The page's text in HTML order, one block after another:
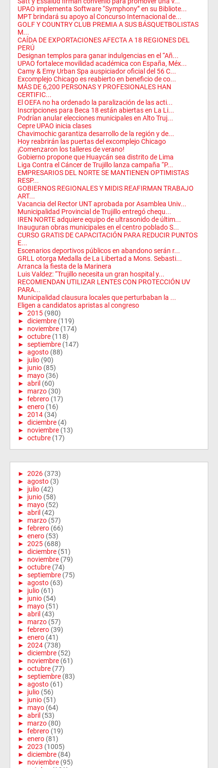
UPAO implementa Software “Symphony” en su Bibliote...
MPT brindará su apoyo al Concurso Internacional de...
GOLF Y COUNTRY CLUB PREMIA A SUS BÁSQUETBOLISTAS
M...
CAÍDA DE EXPORTACIONES AFECTA A 18 REGIONES DEL
PERÚ
Designan templos para ganar indulgencias en el “Añ...
UPAO fortalece movilidad académica con España, Méx...
Camy & Emy Urban Spa auspiciador oficial del 56 C...
Excomplejo Chicago es reabierto en beneficio de co...
MÁS DE 6,200 PERSONAS Y PROFESIONALES HAN
CERTIFIC...
El OEFA no ha ordenado la paralización de las acti...
Inscripciones para Beca 18 están abiertas en La Li...
Podrían anular elecciones municipales en Alto Truj...
Cepre UPAO inicia clases
Chavimochic garantiza desarrollo de la región y de...
Hoy reabrirán las puertas del excomplejo Chicago
¡Comenzaron los talleres de verano!
Gobierno propone que Huaycán sea distrito de Lima
Liga Contra el Cáncer de Trujillo lanza campaña “P...
EMPRESARIOS DEL NORTE SE MANTIENEN OPTIMISTAS
RESP...
GOBIERNOS REGIONALES Y MIDIS REAFIRMAN TRABAJO
ART...
Vacancia del Rector UNT aprobada por Asamblea Univ...
Municipalidad Provincial de Trujillo entregó chequ...
IREN NORTE adquiere equipo de ultrasonido de últim...
Inauguran obras municipales en el centro poblado S...
CURSO GRATIS DE CAPACITACIÓN PARA REDUCIR PUNTOS
E...
Escenarios deportivos públicos en abandono serán r...
GRLL otorga Medalla de La Libertad a Mons. Sebasti...
Arranca la fiesta de la Marinera
Luis Valdez: “Trujillo necesita un gran hospital y...
RECOMIENDAN UTILIZAR LENTES CON PROTECCIÓN UV
PARA...
Municipalidad clausura locales que perturbaban la ...
Eligen a candidatos apristas al congreso
► 2015 (980)
► diciembre (119)
► noviembre (174)
► octubre (118)
► septiembre (147)
► agosto (88)
► julio (90)
► junio (85)
► mayo (36)
► abril (60)
► marzo (30)
► febrero (17)
► enero (16)
► 2014 (34)
► diciembre (4)
► noviembre (13)
► octubre (17)
► 2026 (373)
► agosto (3)
► julio (42)
► junio (58)
► mayo (52)
► abril (42)
► marzo (57)
► febrero (66)
► enero (53)
► 2025 (688)
► diciembre (51)
► noviembre (79)
► octubre (74)
► septiembre (75)
► agosto (63)
► julio (61)
► junio (54)
► mayo (51)
► abril (43)
► marzo (57)
► febrero (39)
► enero (41)
► 2024 (738)
► diciembre (52)
► noviembre (61)
► octubre (77)
► septiembre (83)
► agosto (61)
► julio (56)
► junio (51)
► mayo (64)
► abril (53)
► marzo (80)
► febrero (19)
► enero (81)
► 2023 (1005)
► diciembre (84)
► noviembre (95)